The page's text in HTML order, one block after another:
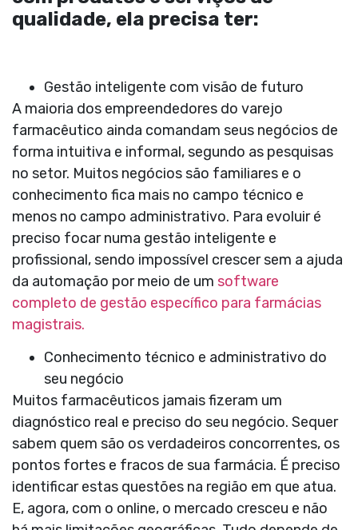
qualidade, ela precisa ter:
Gestão inteligente com visão de futuro
A maioria dos empreendedores do varejo
farmacêutico ainda comandam seus negócios de
forma intuitiva e informal, segundo as pesquisas
no setor. Muitos negócios são familiares e o
conhecimento fica mais no campo técnico e
menos no campo administrativo. Para evoluir é
preciso focar numa gestão inteligente e
profissional, sendo impossível crescer sem a ajuda
da automação por meio de um software
completo de gestão específico para farmácias
magistrais.
Conhecimento técnico e administrativo do
seu negócio
Muitos farmacêuticos jamais fizeram um
diagnóstico real e preciso do seu negócio. Sequer
sabem quem são os verdadeiros concorrentes, os
pontos fortes e fracos de sua farmácia. É preciso
identificar estas questões na região em que atua.
E, agora, com o online, o mercado cresceu e não